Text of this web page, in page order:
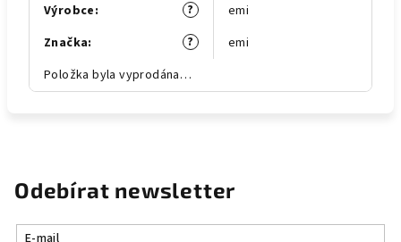
?
Výrobce:
emi
?
Značka:
emi
Položka byla vyprodána…
Odebírat newsletter
E-mail